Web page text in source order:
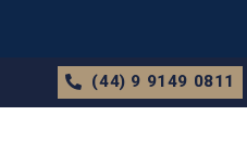
(44) 9 9149 0811